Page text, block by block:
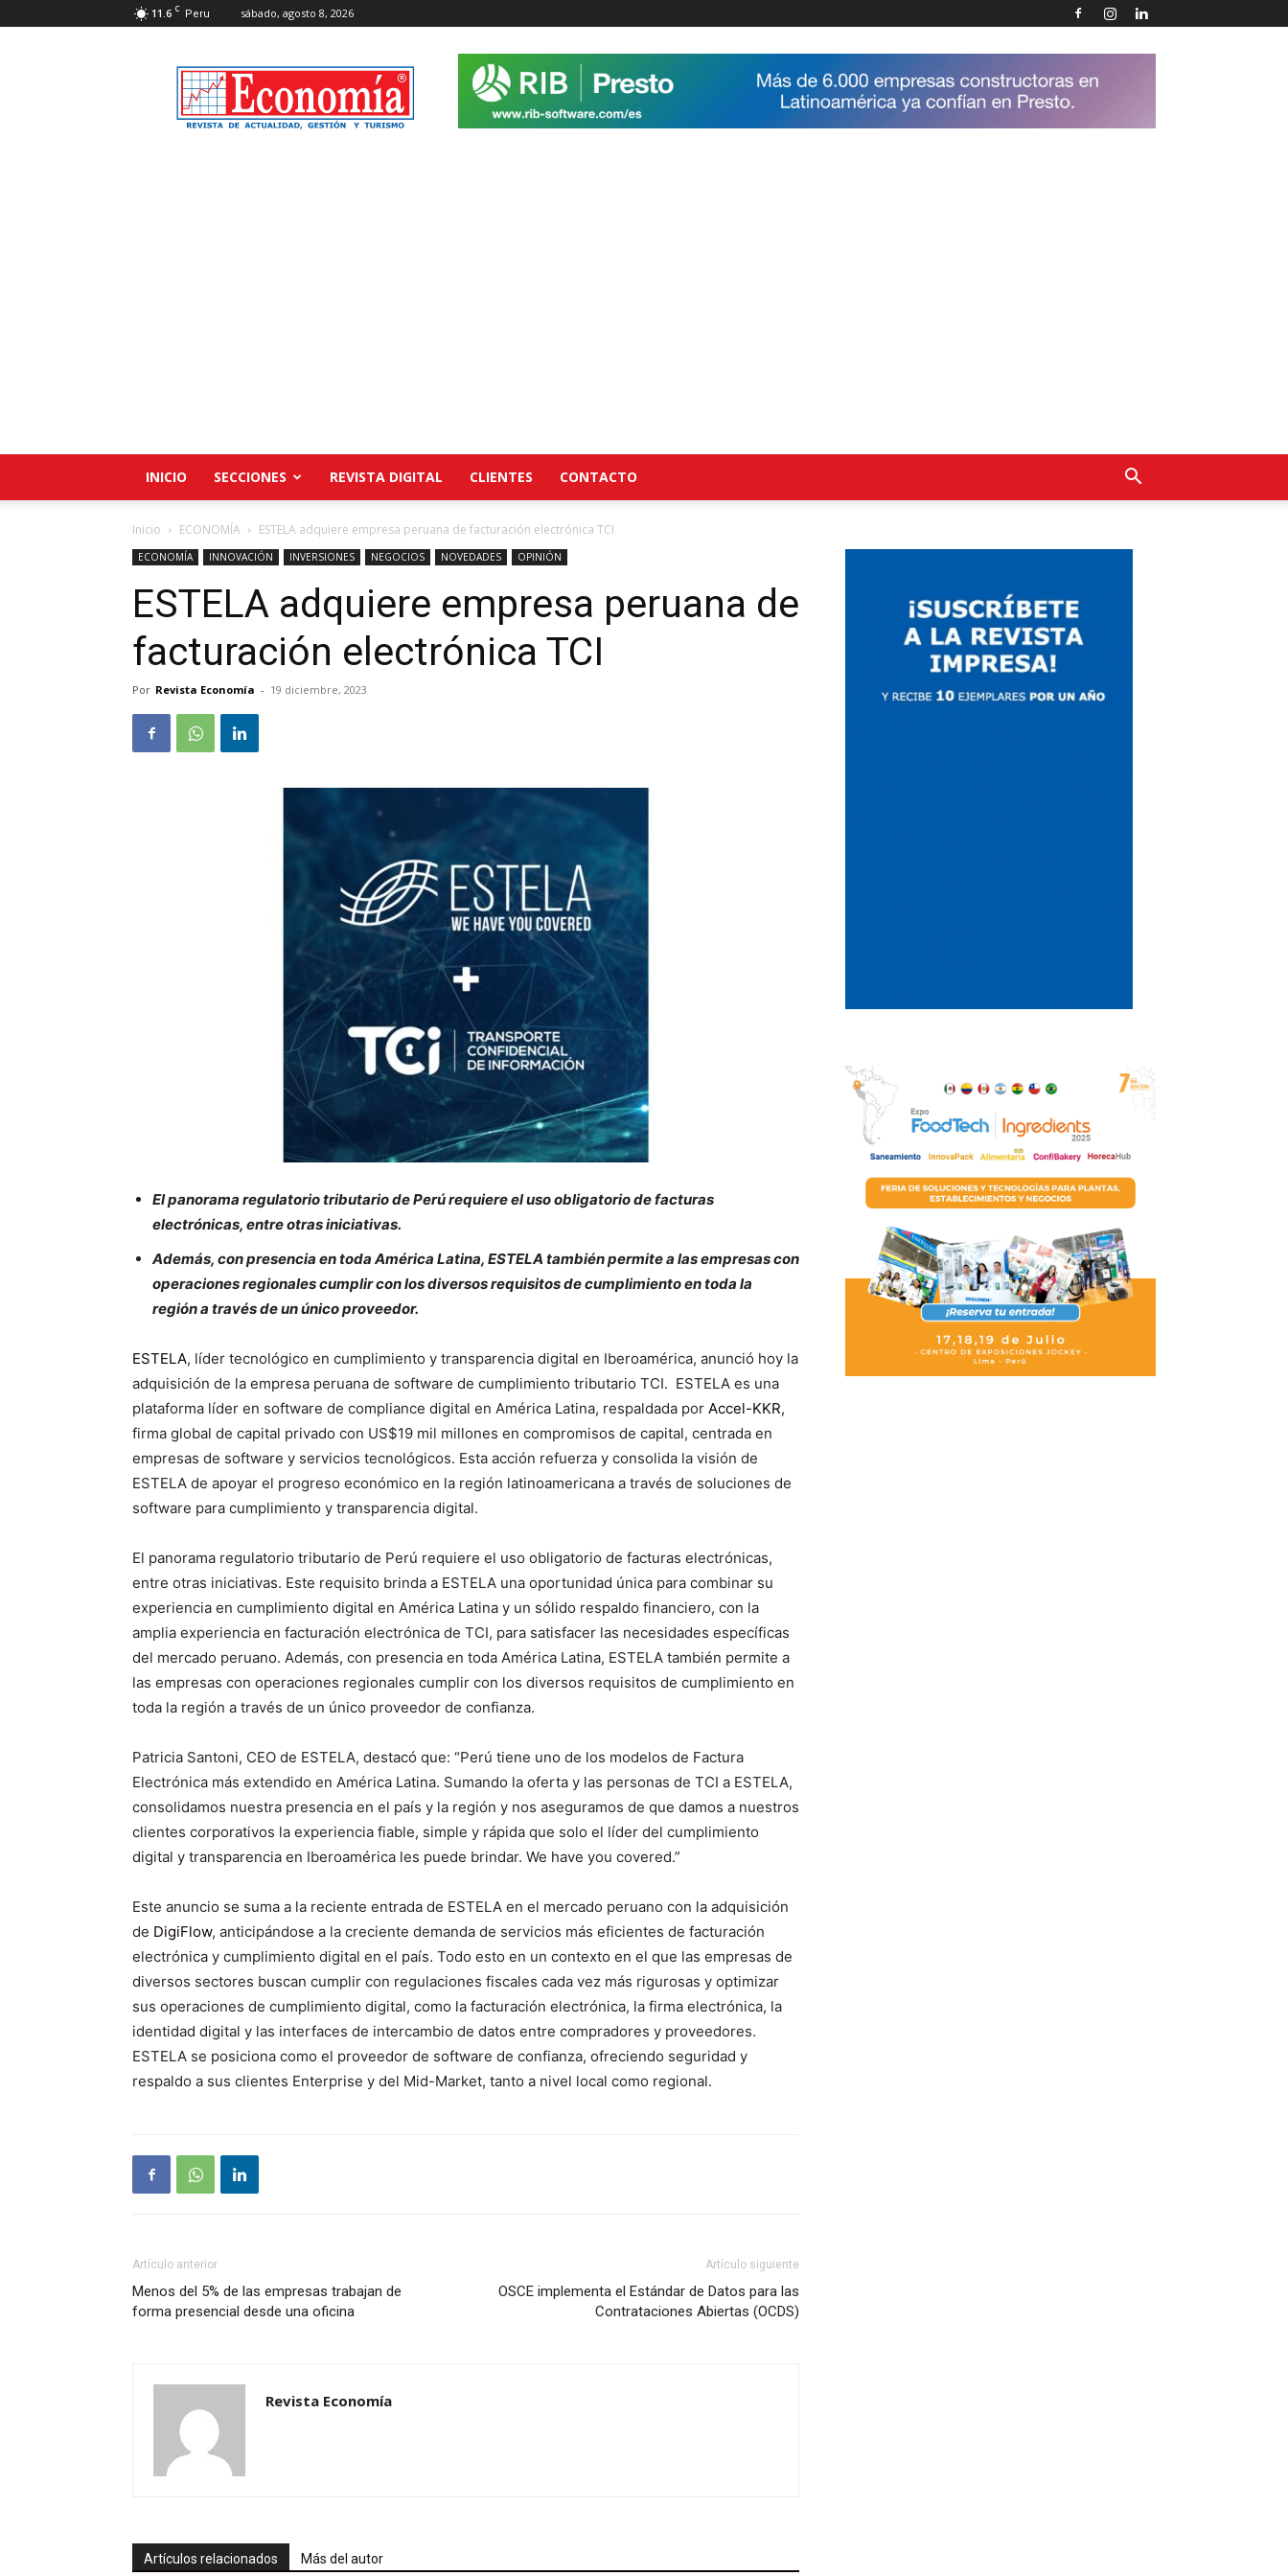
11.6 C Peru sábado, agosto 8, 2026
Revista
Economía
INICIO SECCIONES REVISTA DIGITAL CLIENTES CONTACTO
Inicio ECONOMÍA ESTELA adquiere empresa peruana de facturación electrónica TCI
ECONOMÍA INNOVACIÓN INVERSIONES NEGOCIOS NOVEDADES OPINIÓN
ESTELA adquiere empresa peruana de
facturación electrónica TCI
Por Revista Economía - 19 diciembre, 2023
El panorama regulatorio tributario de Perú requiere el uso obligatorio de facturas
electrónicas, entre otras iniciativas.
Además, con presencia en toda América Latina, ESTELA también permite a las empresas con
operaciones regionales cumplir con los diversos requisitos de cumplimiento en toda la
región a través de un único proveedor.
ESTELA, líder tecnológico en cumplimiento y transparencia digital en Iberoamérica, anunció hoy la
adquisición de la empresa peruana de software de cumplimiento tributario TCI. ESTELA es una
plataforma líder en software de compliance digital en América Latina, respaldada por Accel-KKR,
firma global de capital privado con US$19 mil millones en compromisos de capital, centrada en
empresas de software y servicios tecnológicos. Esta acción refuerza y consolida la visión de
ESTELA de apoyar el progreso económico en la región latinoamericana a través de soluciones de
software para cumplimiento y transparencia digital.
El panorama regulatorio tributario de Perú requiere el uso obligatorio de facturas electrónicas,
entre otras iniciativas. Este requisito brinda a ESTELA una oportunidad única para combinar su
experiencia en cumplimiento digital en América Latina y un sólido respaldo financiero, con la
amplia experiencia en facturación electrónica de TCI, para satisfacer las necesidades específicas
del mercado peruano. Además, con presencia en toda América Latina, ESTELA también permite a
las empresas con operaciones regionales cumplir con los diversos requisitos de cumplimiento en
toda la región a través de un único proveedor de confianza.
Patricia Santoni, CEO de ESTELA, destacó que: “Perú tiene uno de los modelos de Factura
Electrónica más extendido en América Latina. Sumando la oferta y las personas de TCI a ESTELA,
consolidamos nuestra presencia en el país y la región y nos aseguramos de que damos a nuestros
clientes corporativos la experiencia fiable, simple y rápida que solo el líder del cumplimiento
digital y transparencia en Iberoamérica les puede brindar. We have you covered.”
Este anuncio se suma a la reciente entrada de ESTELA en el mercado peruano con la adquisición
de DigiFlow, anticipándose a la creciente demanda de servicios más eficientes de facturación
electrónica y cumplimiento digital en el país. Todo esto en un contexto en el que las empresas de
diversos sectores buscan cumplir con regulaciones fiscales cada vez más rigurosas y optimizar
sus operaciones de cumplimiento digital, como la facturación electrónica, la firma electrónica, la
identidad digital y las interfaces de intercambio de datos entre compradores y proveedores.
ESTELA se posiciona como el proveedor de software de confianza, ofreciendo seguridad y
respaldo a sus clientes Enterprise y del Mid-Market, tanto a nivel local como regional.
Artículo anterior
Menos del 5% de las empresas trabajan de
forma presencial desde una oficina
Artículo siguiente
OSCE implementa el Estándar de Datos para las
Contrataciones Abiertas (OCDS)
Revista Economía
Artículos relacionados Más del autor